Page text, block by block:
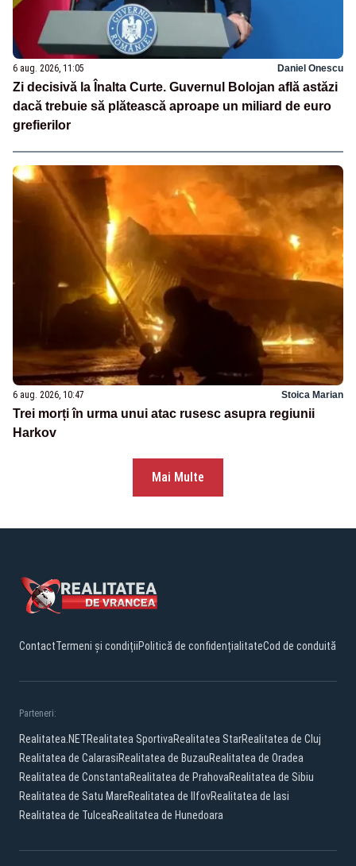
6 aug. 2026, 11:05 Daniel Onescu
Zi decisivă la Înalta Curte. Guvernul Bolojan află astăzi
dacă trebuie să plătească aproape un miliard de euro
grefierilor
6 aug. 2026, 10:47 Stoica Marian
Trei morți în urma unui atac rusesc asupra regiunii
Harkov
Mai Multe
ContactTermeni și condițiiPolitică de confidențialitateCod de conduită
Parteneri:
Realitatea.NETRealitatea SportivaRealitatea StarRealitatea de Cluj
Realitatea de CalarasiRealitatea de BuzauRealitatea de Oradea
Realitatea de ConstantaRealitatea de PrahovaRealitatea de Sibiu
Realitatea de Satu MareRealitatea de IlfovRealitatea de Iasi
Realitatea de TulceaRealitatea de Hunedoara